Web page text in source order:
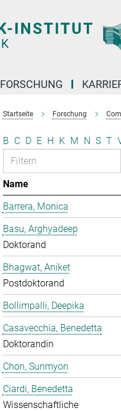
FORSCHUNG
Startseite Forschung
B C D E H K M N S T
Name
Barrera, Monica
Basu, Arghyadeep
Doktorand
Bhagwat, Aniket
Postdoktorand
Bollimpalli, Deepika
Casavecchia, Benedetta
Doktorandin
Chon, Sunmyon
Ciardi, Benedetta
Wissenschaftliche